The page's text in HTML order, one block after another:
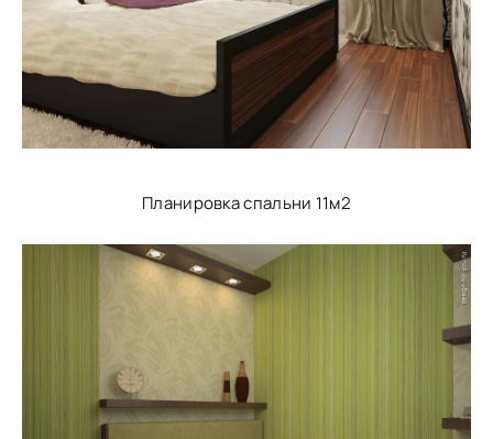
Планировка спальни 11м2